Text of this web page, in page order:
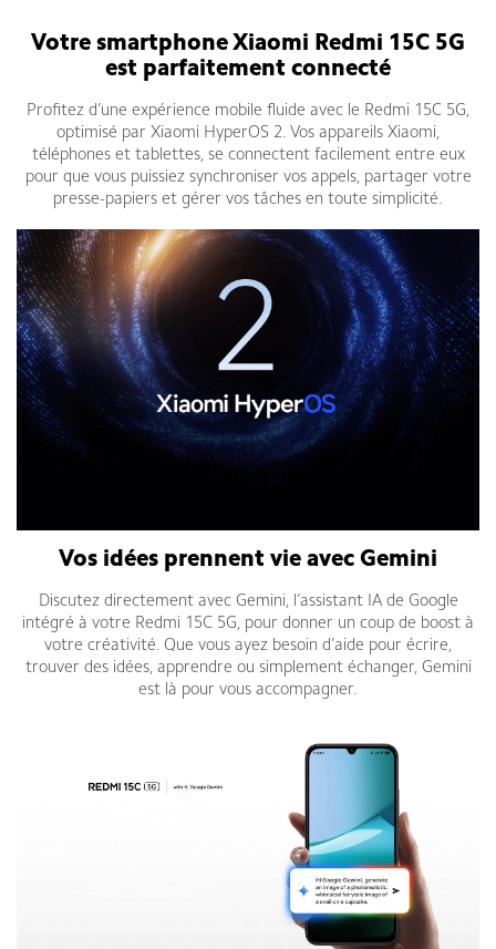
Votre smartphone Xiaomi Redmi 15C 5G
est parfaitement connecté
Profitez d’une expérience mobile fluide avec le Redmi 15C 5G,
optimisé par Xiaomi HyperOS 2. Vos appareils Xiaomi,
téléphones et tablettes, se connectent facilement entre eux
pour que vous puissiez synchroniser vos appels, partager votre
presse-papiers et gérer vos tâches en toute simplicité.
Vos idées prennent vie avec Gemini
Discutez directement avec Gemini, l’assistant IA de Google
intégré à votre Redmi 15C 5G, pour donner un coup de boost à
votre créativité. Que vous ayez besoin d’aide pour écrire,
trouver des idées, apprendre ou simplement échanger, Gemini
est là pour vous accompagner.